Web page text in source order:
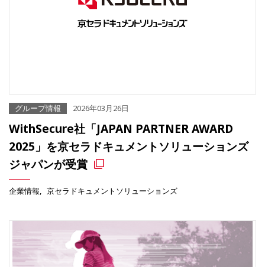
グループ情報 2026年03月26日
WithSecure社「JAPAN PARTNER AWARD
2025」を京セラドキュメントソリューションズ
ジャパンが受賞
企業情報 京セラドキュメントソリューションズ